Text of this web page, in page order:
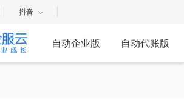
抖音
自动企业版 自动代账版